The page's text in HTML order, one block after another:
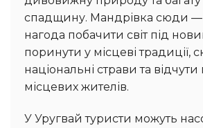
спадщину. Мандрівка сюди —
нагода побачити світ під
поринути у місцеві традиції,
національні страви та відчути
місцевих жителів.
У Уругвай туристи можуть насолодитися не